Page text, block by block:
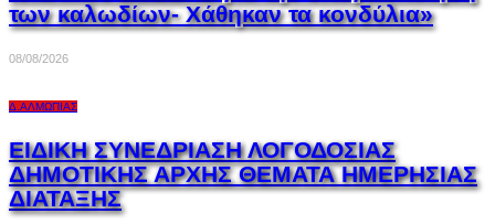
των καλωδίων- Χάθηκαν τα κονδύλια»
08/08/2026
Δ.ΑΛΜΩΠΊΑΣ
ΕΙΔΙΚΗ ΣΥΝΕΔΡΙΑΣΗ ΛΟΓΟΔΟΣΙΑΣ
ΔΗΜΟΤΙΚΗΣ ΑΡΧΗΣ ΘΕΜΑΤΑ ΗΜΕΡΗΣΙΑΣ
ΔΙΑΤΑΞΗΣ